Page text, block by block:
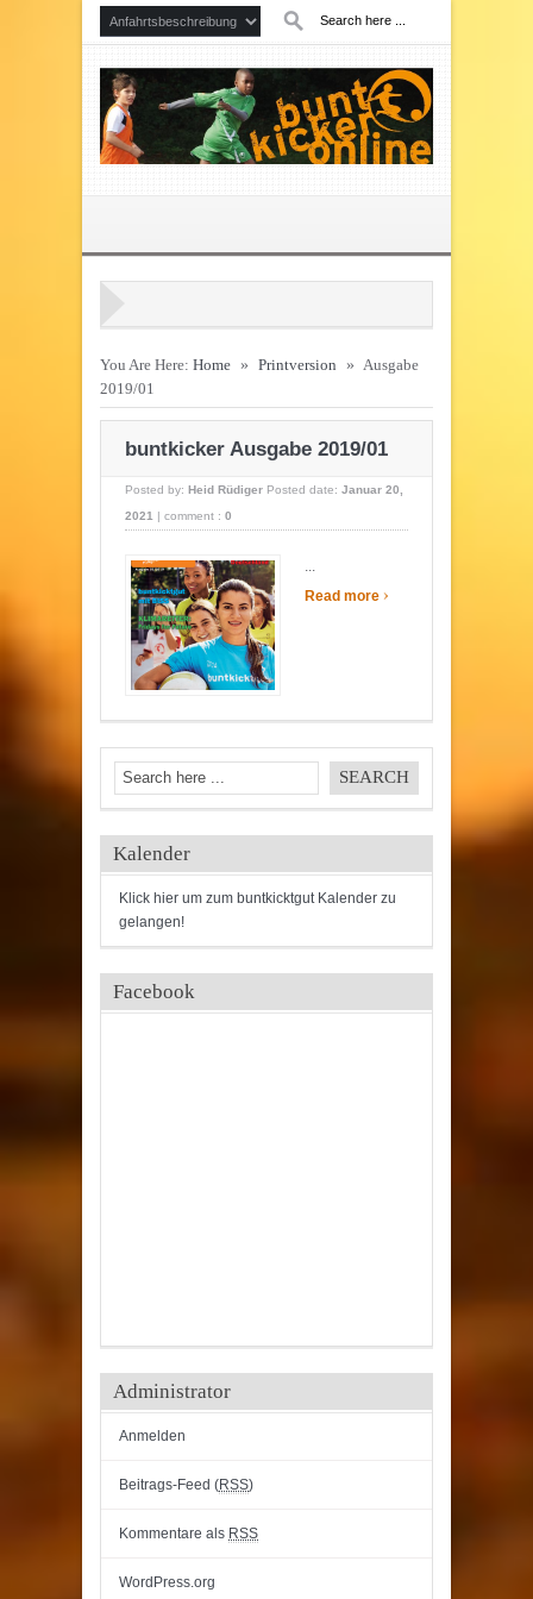
You Are Here: Home » Printversion » Ausgabe
2019/01
buntkicker Ausgabe 2019/01
Posted by: Heid Rüdiger Posted date: Januar 20,
2021 | comment : 0
...
Read more ›
Kalender
Klick hier um zum buntkicktgut Kalender zu
gelangen!
Facebook
Administrator
Anmelden
Beitrags-Feed (RSS)
Kommentare als RSS
WordPress.org